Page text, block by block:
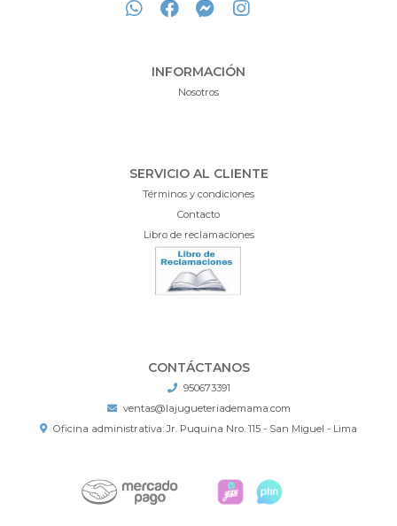
INFORMACIÓN
Nosotros
SERVICIO AL CLIENTE
Términos y condiciones
Contacto
Libro de reclamaciones
CONTÁCTANOS
950673391
ventas@lajugueteriademama.com
Oficina administrativa: Jr. Puquina Nro. 115 - San Miguel - Lima